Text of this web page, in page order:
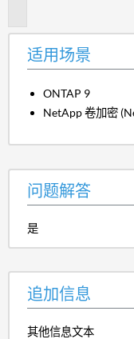
适用场景
ONTAP 9
NetApp 卷加密
问题解答
是
追加信息
其他信息文本